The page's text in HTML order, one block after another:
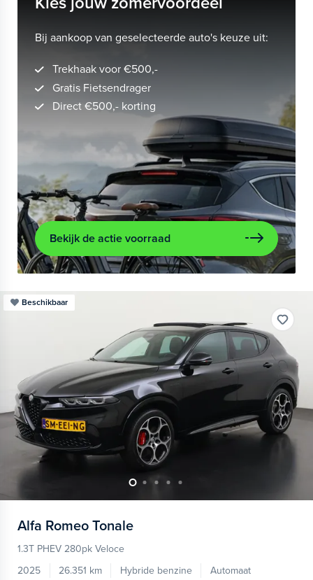
Bij aankoop van geselecteerde auto's keuze uit:
Trekhaak voor €500,-
Gratis Fietsendrager
Direct €500,- korting
Bekijk de actie voorraad
Beschikbaar
Alfa Romeo Tonale
1.3T PHEV 280pk Veloce
2025
26.351 km Hybride benzine
Automaat